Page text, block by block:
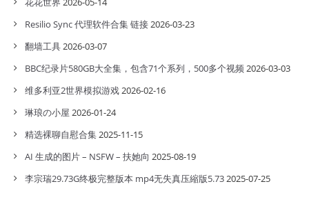
Resilio Sync 代理软件合集 链接2026-03-23
翻墙工具2026-03-07
BBC纪录片580GB大全集，包含71个系列，500多个视频2026-03-03
维多利亚2世界模拟游戏2026-02-16
琳琅の小屋 2026-01-24
精选裸聊自慰合集2025-11-15
AI 生成的图片 – NSFW – 扶她向 2025-08-19
李宗瑞29.73G终极完整版本 mp4无失真压縮版5.732025-07-25